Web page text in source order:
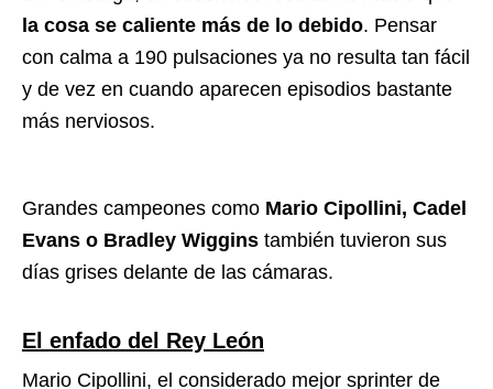
la cosa se caliente más de lo debido. Pensar
con calma a 190 pulsaciones ya no resulta tan fácil
y de vez en cuando aparecen episodios bastante
más nerviosos.
Grandes campeones como Mario Cipollini, Cadel
Evans o Bradley Wiggins también tuvieron sus
días grises delante de las cámaras.
El enfado del Rey León
Mario Cipollini, el considerado mejor sprinter de